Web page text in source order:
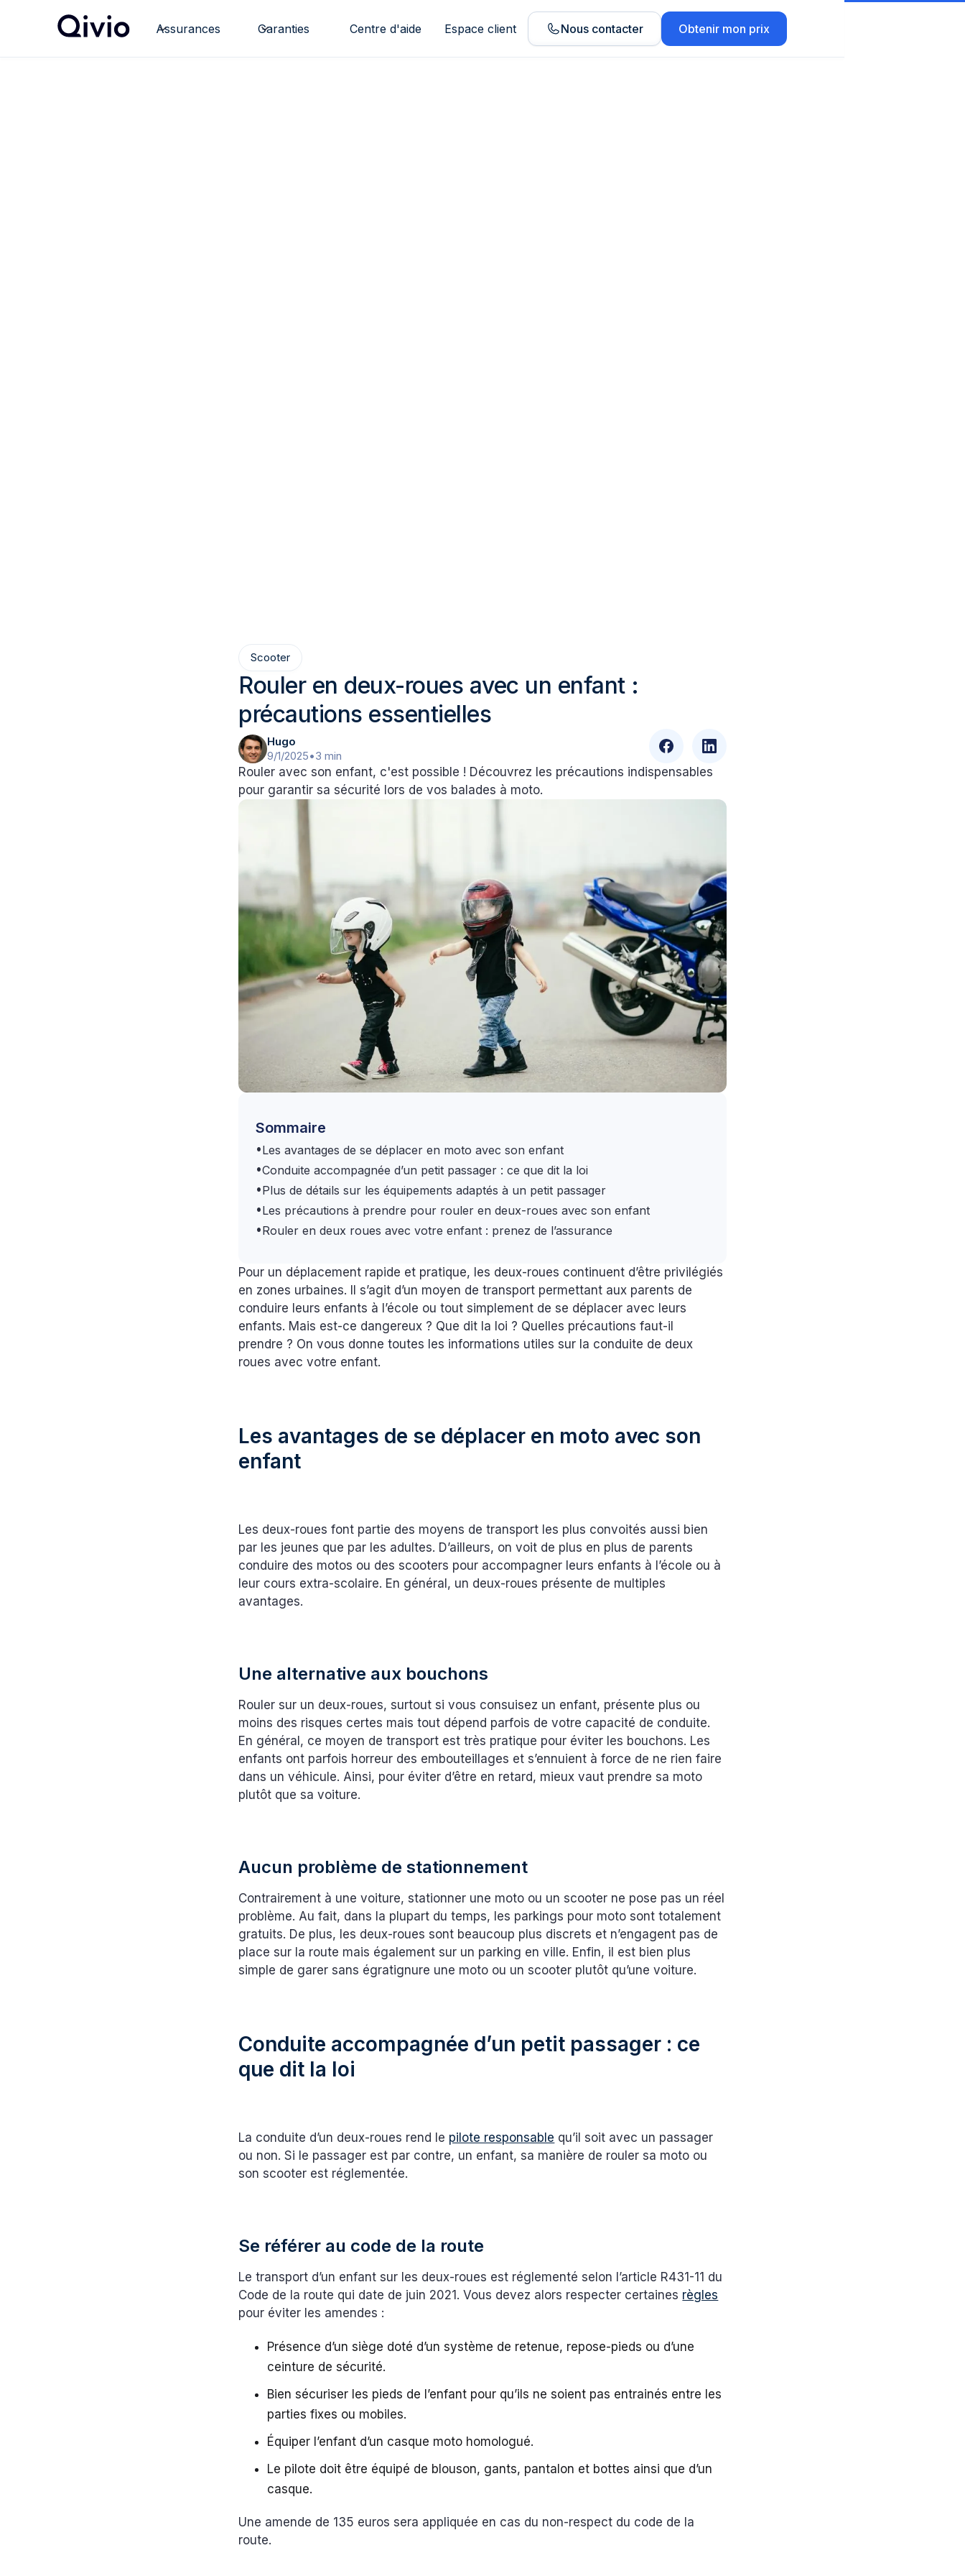
Assurances Garanties Centre d'aide Espace client Nous contacter Obtenir mon prix
Scooter
Rouler en deux-roues avec un enfant :
précautions essentielles
Hugo
9/1/2025•3 min
Rouler avec son enfant, c'est possible ! Découvrez les précautions indispensables
pour garantir sa sécurité lors de vos balades à moto.
Sommaire
•Les avantages de se déplacer en moto avec son enfant
•Conduite accompagnée d’un petit passager : ce que dit la loi
•Plus de détails sur les équipements adaptés à un petit passager
•Les précautions à prendre pour rouler en deux-roues avec son enfant
•Rouler en deux roues avec votre enfant : prenez de l’assurance
Pour un déplacement rapide et pratique, les deux-roues continuent d’être privilégiés
en zones urbaines. Il s’agit d’un moyen de transport permettant aux parents de
conduire leurs enfants à l’école ou tout simplement de se déplacer avec leurs
enfants. Mais est-ce dangereux ? Que dit la loi ? Quelles précautions faut-il
prendre ? On vous donne toutes les informations utiles sur la conduite de deux
roues avec votre enfant.
Les avantages de se déplacer en moto avec son
enfant
Les deux-roues font partie des moyens de transport les plus convoités aussi bien
par les jeunes que par les adultes. D’ailleurs, on voit de plus en plus de parents
conduire des motos ou des scooters pour accompagner leurs enfants à l’école ou à
leur cours extra-scolaire. En général, un deux-roues présente de multiples
avantages.
Une alternative aux bouchons
Rouler sur un deux-roues, surtout si vous consuisez un enfant, présente plus ou
moins des risques certes mais tout dépend parfois de votre capacité de conduite.
En général, ce moyen de transport est très pratique pour éviter les bouchons. Les
enfants ont parfois horreur des embouteillages et s’ennuient à force de ne rien faire
dans un véhicule. Ainsi, pour éviter d’être en retard, mieux vaut prendre sa moto
plutôt que sa voiture.
Aucun problème de stationnement
Contrairement à une voiture, stationner une moto ou un scooter ne pose pas un réel
problème. Au fait, dans la plupart du temps, les parkings pour moto sont totalement
gratuits. De plus, les deux-roues sont beaucoup plus discrets et n’engagent pas de
place sur la route mais également sur un parking en ville. Enfin, il est bien plus
simple de garer sans égratignure une moto ou un scooter plutôt qu’une voiture.
Conduite accompagnée d’un petit passager : ce
que dit la loi
La conduite d’un deux-roues rend le pilote responsable qu’il soit avec un passager
ou non. Si le passager est par contre, un enfant, sa manière de rouler sa moto ou
son scooter est réglementée.
Se référer au code de la route
Le transport d’un enfant sur les deux-roues est réglementé selon l’article R431-11 du
Code de la route qui date de juin 2021. Vous devez alors respecter certaines règles
pour éviter les amendes :
Présence d’un siège doté d’un système de retenue, repose-pieds ou d’une
ceinture de sécurité.
Bien sécuriser les pieds de l’enfant pour qu’ils ne soient pas entrainés entre les
parties fixes ou mobiles.
Équiper l’enfant d’un casque moto homologué.
Le pilote doit être équipé de blouson, gants, pantalon et bottes ainsi que d’un
casque.
Une amende de 135 euros sera appliquée en cas du non-respect du code de la
route.